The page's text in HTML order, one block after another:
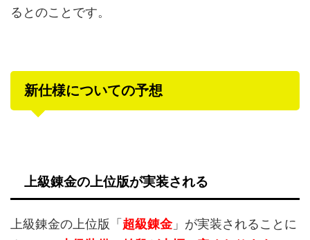
るとのことです。
新仕様についての予想
上級錬金の上位版が実装される
上級錬金の上位版「超級錬金」が実装されることに